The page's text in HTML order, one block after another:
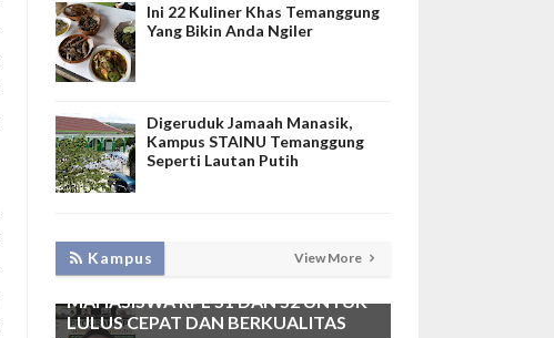
Ini 22 Kuliner Khas Temanggung
Yang Bikin Anda Ngiler
Digeruduk Jamaah Manasik,
Kampus STAINU Temanggung
Seperti Lautan Putih
Kampus View More
LAKUKAN BIMTEK RPL, INISNU
TEMANGGUNG SIAP FASILITASI
MAHASISWA RPL S1 DAN S2 UNTUK
LULUS CEPAT DAN BERKUALITAS